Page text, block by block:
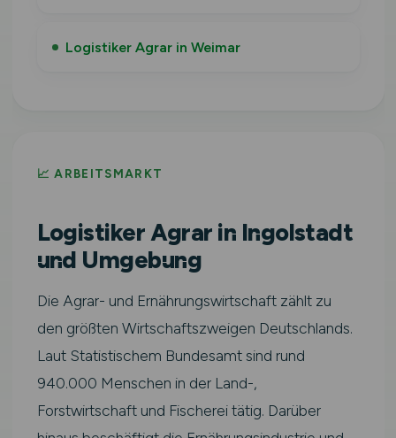
Logistiker Agrar in Weimar
📈 ARBEITSMARKT
Logistiker Agrar in Ingolstadt
und Umgebung
Die Agrar- und Ernährungswirtschaft zählt zu
den größten Wirtschaftszweigen Deutschlands.
Laut Statistischem Bundesamt sind rund
940.000 Menschen in der Land-,
Forstwirtschaft und Fischerei tätig. Darüber